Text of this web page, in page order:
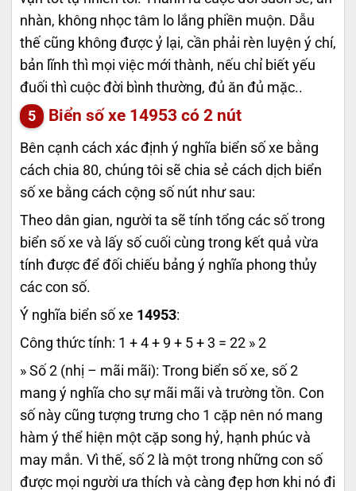
nhàn, không nhọc tâm lo lắng phiền muộn. Dẫu
thế cũng không được ỷ lại, cần phải rèn luyện ý chí,
bản lĩnh thì mọi việc mới thành, nếu chỉ biết yếu
đuối thì cuộc đời bình thường, đủ ăn đủ mặc..
Biển số xe 14953 có 2 nút
Bên cạnh cách xác định ý nghĩa biển số xe bằng
cách chia 80, chúng tôi sẽ chia sẻ cách dịch biển
số xe bằng cách cộng số nút như sau:
Theo dân gian, người ta sẽ tính tổng các số trong
biển số xe và lấy số cuối cùng trong kết quả vừa
tính được để đối chiếu bảng ý nghĩa phong thủy
các con số.
Ý nghĩa biển số xe 14953:
Công thức tính: 1 + 4 + 9 + 5 + 3 = 22 » 2
» Số 2 (nhị – mãi mãi): Trong biển số xe, số 2
mang ý nghĩa cho sự mãi mãi và trường tồn. Con
số này cũng tượng trưng cho 1 cặp nên nó mang
hàm ý thể hiện một cặp song hỷ, hạnh phúc và
may mắn. Vì thế, số 2 là một trong những con số
được mọi người ưa thích và càng đẹp hơn khi nó đi